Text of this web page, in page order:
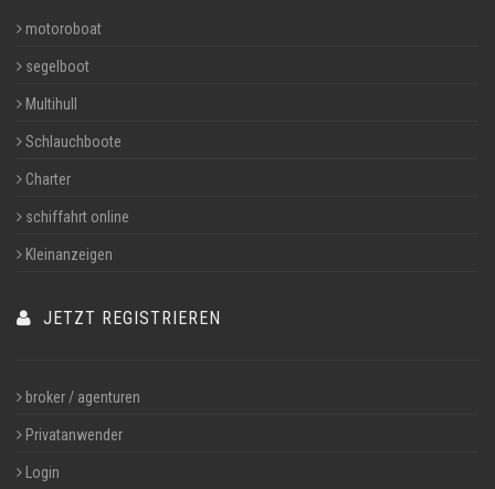
motoroboat
segelboot
Multihull
Schlauchboote
Charter
schiffahrt online
Kleinanzeigen
JETZT REGISTRIEREN
broker / agenturen
Privatanwender
Login